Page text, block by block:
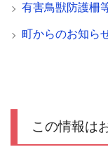
有害鳥獣防護柵
町からのお知ら
この情報は